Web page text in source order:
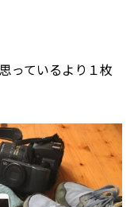
っているより１枚